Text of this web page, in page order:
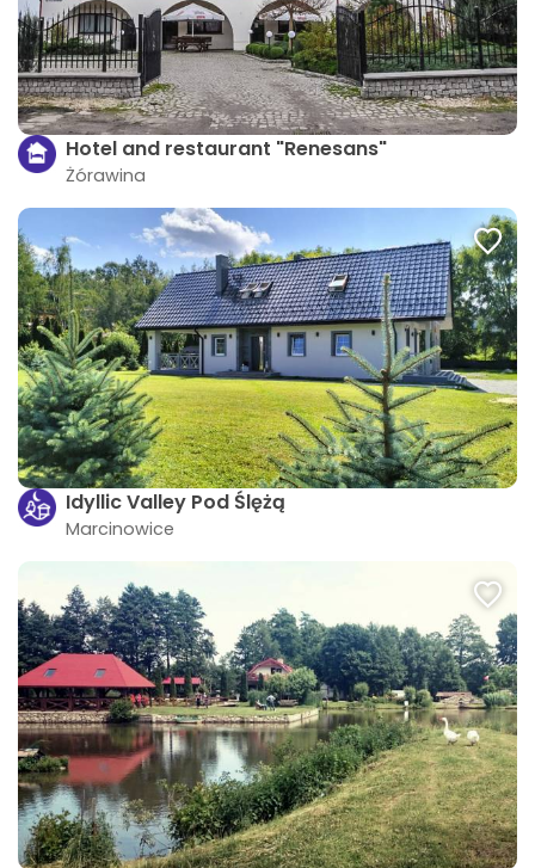
Hotel and restaurant "Renesans"
Żórawina
Idyllic Valley Pod Ślężą
Marcinowice